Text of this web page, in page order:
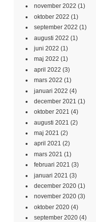
november 2022 (1)
oktober 2022 (1)
september 2022 (1)
augusti 2022 (1)
juni 2022 (1)
maj 2022 (1)
april 2022 (3)
mars 2022 (1)
januari 2022 (4)
december 2021 (1)
oktober 2021 (4)
augusti 2021 (2)
maj 2021 (2)
april 2021 (2)
mars 2021 (1)
februari 2021 (3)
januari 2021 (3)
december 2020 (1)
november 2020 (3)
oktober 2020 (4)
september 2020 (4)